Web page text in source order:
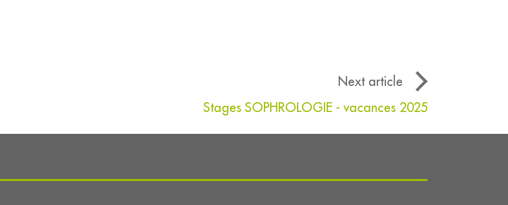
Next article
Stages SOPHROLOGIE - vacances 2025